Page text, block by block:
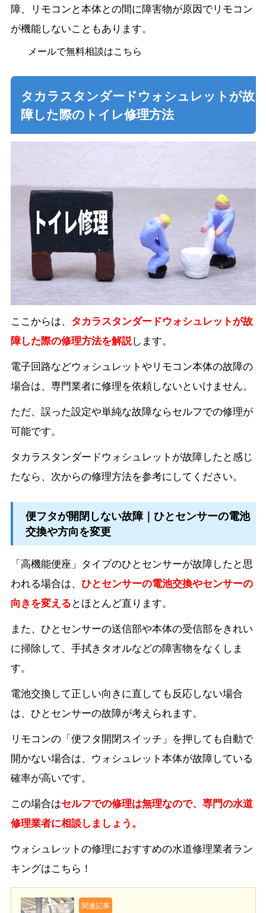
障、リモコンと本体との間に障害物が原因でリモコン
が機能しないこともあります。
メールで無料相談はこちら
タカラスタンダードウォシュレットが故
障した際のトイレ修理方法
ここからは、 タカラスタンダードウォシュレットが故
障した際の修理方法を解説します。
電子回路などウォシュレットやリモコン本体の故障の
場合は、専門業者に修理を依頼しないといけません。
ただ、誤った設定や単純な故障ならセルフでの修理が
可能です。
タカラスタンダードウォシュレットが故障したと感じ
たなら、次からの修理方法を参考にしてください。
便フタが開閉しない故障｜ひとセンサーの電池
交換や方向を変更
「高機能便座」タイプのひとセンサーが故障したと思
われる場合は、 ひとセンサーの電池交換やセンサーの
向きを変えるとほとんど直ります。
また、ひとセンサーの送信部や本体の受信部をきれい
に掃除して、手拭きタオルなどの障害物をなくしま
す。
電池交換して正しい向きに直しても反応しない場合
は、ひとセンサーの故障が考えられます。
リモコンの「便フタ開閉スイッチ」を押しても自動で
開かない場合は、ウォシュレット本体が故障している
確率が高いです。
この場合はセルフでの修理は無理なので、専門の水道
修理業者に相談しましょう。
ウォシュレットの修理におすすめの水道修理業者ラン
キングはこちら！
関連記事